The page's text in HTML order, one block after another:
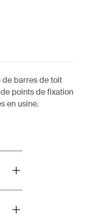
de barres de toit
points de fixation
en usine.